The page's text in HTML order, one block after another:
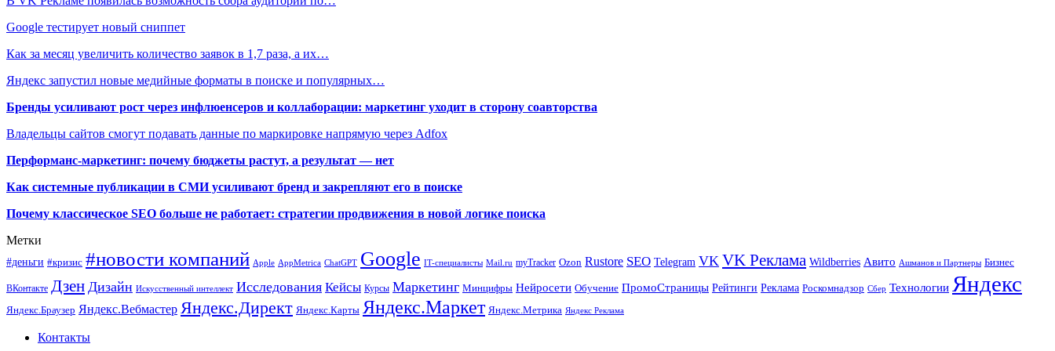
Google тестирует новый сниппет
Как за месяц увеличить количество заявок в 1,7 раза, а их…
Яндекс запустил новые медийные форматы в поиске и популярных…
Бренды усиливают рост через инфлюенсеров и коллаборации: маркетинг уходит в сторону соавторства
Владельцы сайтов смогут подавать данные по маркировке напрямую через Adfox
Перформанс-маркетинг: почему бюджеты растут, а результат — нет
Как системные публикации в СМИ усиливают бренд и закрепляют его в поиске
Почему классическое SEO больше не работает: стратегии продвижения в новой логике поиска
Метки
#деньги #кризис #новости компаний Apple AppMetrica ChatGPT Google IT-специалисты Mail.ru myTracker Ozon Rustore SEO Telegram VK VK Реклама Wildberries Авито Ашманов и Партнеры Бизнес
ВКонтакте Дзен Дизайн Искусственный интеллект Исследования Кейсы Курсы Маркетинг Минцифры Нейросети Обучение ПромоСтраницы Рейтинги Реклама Роскомнадзор Сбер Технологии Яндекс
Яндекс.Браузер Яндекс.Вебмастер Яндекс.Директ Яндекс.Карты Яндекс.Маркет Яндекс.Метрика Яндекс Реклама
Контакты